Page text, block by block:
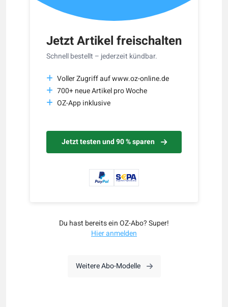
Jetzt Artikel freischalten
Schnell bestellt – jederzeit kündbar.
Voller Zugriff auf www.oz-online.de
700+ neue Artikel pro Woche
OZ-App inklusive
Jetzt testen und 90 % sparen
Du hast bereits ein OZ-Abo? Super!
Hier anmelden
Weitere Abo-Modelle